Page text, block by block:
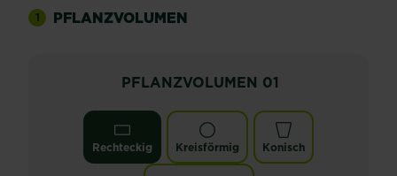
1 PFLANZVOLUMEN
PFLANZVOLUMEN 01
Rechteckig Kreisförmig Konisch